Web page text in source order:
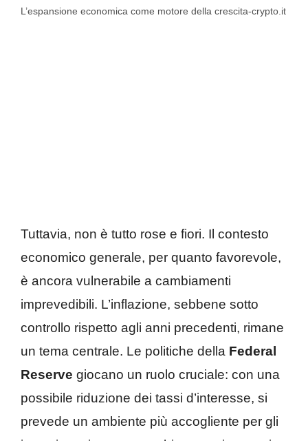
L’espansione economica come motore della crescita-crypto.it
Tuttavia, non è tutto rose e fiori. Il contesto
economico generale, per quanto favorevole,
è ancora vulnerabile a cambiamenti
imprevedibili. L’inflazione, sebbene sotto
controllo rispetto agli anni precedenti, rimane
un tema centrale. Le politiche della Federal
Reserve giocano un ruolo cruciale: con una
possibile riduzione dei tassi d’interesse, si
prevede un ambiente più accogliente per gli